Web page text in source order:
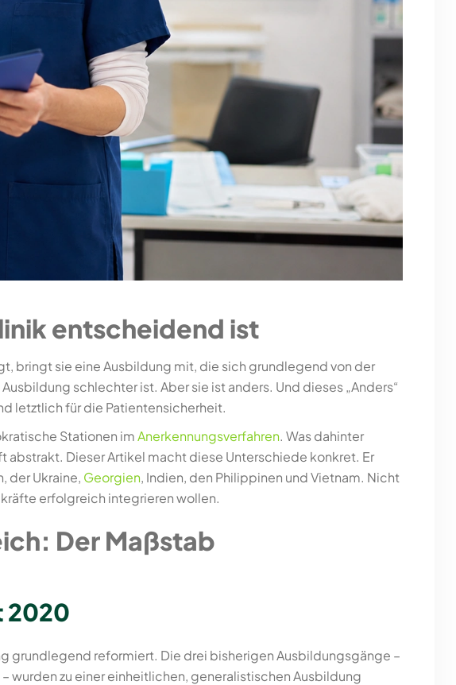
entscheidend ist
bringt sie eine Ausbildung mit, die sich grundlegend von der
schlechter ist. Aber sie ist anders. Und dieses „Anders“
letztlich für die Patientensicherheit.
Stationen imAnerkennungsverfahren. Was dahinter
Dieser Artikel macht diese Unterschiede konkret. Er
der Ukraine, Georgien, Indien, den Philippinen und Vietnam. Nicht
erfolgreich integrieren wollen.
Der Maßstab
2020
grundlegend reformiert. Die drei bisherigen Ausbildungsgänge –
zu einer einheitlichen, generalistischen Ausbildung